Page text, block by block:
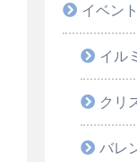
イベント
イル
クリ
バレ